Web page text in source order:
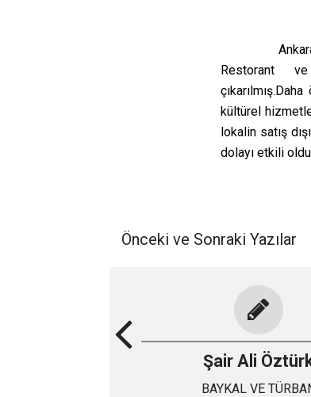
Restorant
kültürel
lokalin satış
dolayı etkili
Önceki ve Sonraki Yazılar
Şair Ali
BAYKAL VE